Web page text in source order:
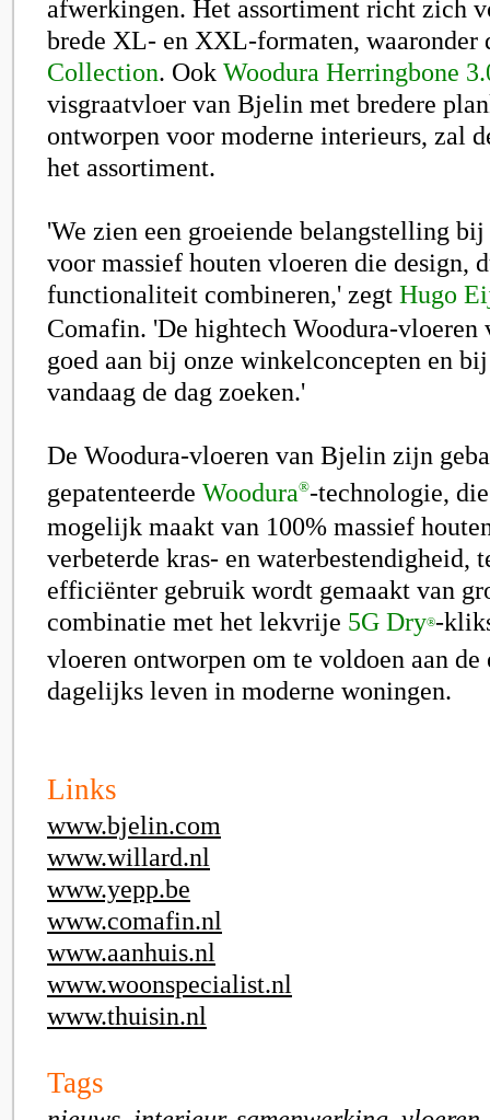
afwerkingen. Het assortiment richt zich
brede XL- en XXL-formaten, waaronder
Collection. Ook Woodura Herringbone
visgraatvloer van Bjelin met bredere
ontworpen voor moderne interieurs, zal
het assortiment.
'We zien een groeiende belangstelling bij
voor massief houten vloeren die design,
functionaliteit combineren,' zegt Hugo
Comafin. 'De hightech Woodura-
goed aan bij onze winkelconcepten en
vandaag de dag zoeken.'
De Woodura-vloeren van Bjelin zijn
gepatenteerde Woodura®-technologie,
mogelijk maakt van 100% massief
verbeterde kras- en waterbestendigheid,
efficiënter gebruik wordt gemaakt van
combinatie met het lekvrije 5G Dry®-
vloeren ontworpen om te voldoen aan de
dagelijks leven in moderne woningen.
Links
www.bjelin.com
www.willard.nl
www.yepp.be
www.comafin.nl
www.aanhuis.nl
www.woonspecialist.nl
www.thuisin.nl
Tags